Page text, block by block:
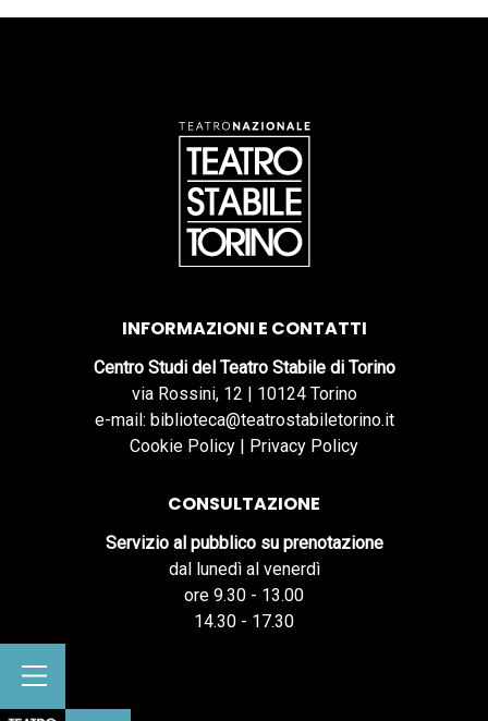
INFORMAZIONI E CONTATTI
Centro Studi del Teatro Stabile di Torino
via Rossini, 12 | 10124 Torino
e-mail: biblioteca@teatrostabiletorino.it
Cookie Policy | Privacy Policy
CONSULTAZIONE
Servizio al pubblico su prenotazione
dal lunedì al venerdì
ore 9.30 - 13.00
14.30 - 17.30